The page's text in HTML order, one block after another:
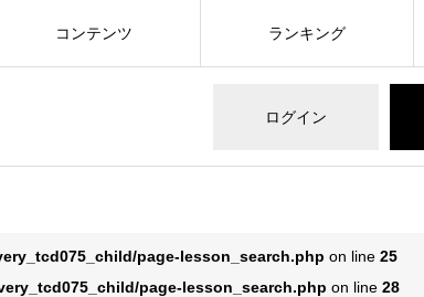
ログイン
コンテンツ ランキング
page-lesson_search.php on line 25
page-lesson_search.php on line 28